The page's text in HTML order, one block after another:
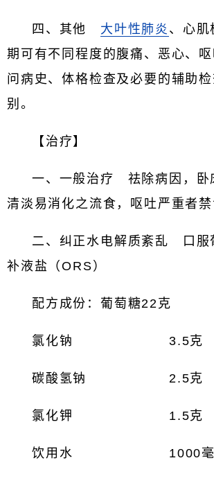
四、其他 大叶性肺炎 、心肌
期可有不同程度的腹痛、恶心、
问病史、体格检查及必要的辅助
别。
【治疗】
一、一般治疗 祛除病因，卧
清淡易消化之流食，呕吐严重者禁
二、纠正水电解质紊乱 口服
补液盐（ORS）
配方成份：葡萄糖22克
氯化钠 3.5克
碳酸氢钠 2.5克
氯化钾 1.5克
饮用水 1000毫